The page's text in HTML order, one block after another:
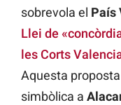
sobrevola el País
Llei de
les Corts
Aquesta
simbòlica a